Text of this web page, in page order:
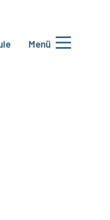
Menü